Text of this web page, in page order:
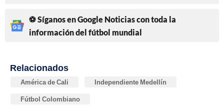
⚽ Síganos en Google Noticias con toda la
información del fútbol mundial
Relacionados
América de Cali Independiente Medellín
Fútbol Colombiano